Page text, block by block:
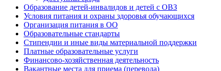
Образование детей-инвалидов и детей с ОВЗ
Условия питания и охраны здоровья обучающихся
Организация питания в ОО
Образовательные стандарты
Стипендии и иные виды материальной поддержки
Платные образовательные услуги
Финансово-хозяйственная деятельность
Вакантные места для приема (перевода)